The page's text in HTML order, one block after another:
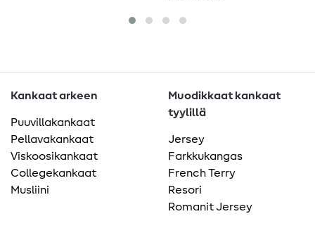
Kankaat arkeen
Puuvillakankaat
Pellavakankaat
Viskoosikankaat
Collegekankaat
Musliini
Muodikkaat kankaat
tyylillä
Jersey
Farkkukangas
French Terry
Resori
Romanit Jersey